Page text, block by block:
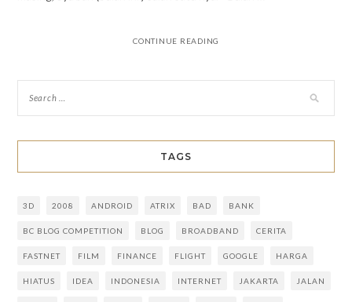
CONTINUE READING
TAGS
3D 2008 ANDROID ATRIX BAD BANK
BC BLOG COMPETITION BLOG BROADBAND CERITA
FASTNET FILM FINANCE FLIGHT GOOGLE HARGA
HIATUS IDEA INDONESIA INTERNET JAKARTA JALAN